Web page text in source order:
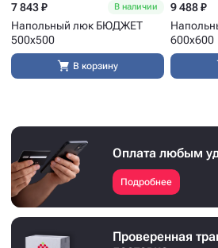
7 843 ₽ В наличии
Напольный люк БЮДЖЕТ
500x500
В корзину
9 488 ₽
600x600
Оплата любым
Подробнее
Проверенная